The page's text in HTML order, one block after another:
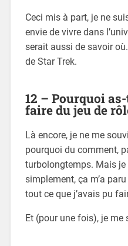
Ceci mis à part, je ne
envie de vivre dans
serait aussi de savoir
de Star Trek.
12 – Pourquoi
faire du jeu de
Là encore, je ne me
pourquoi du comment,
turbolongtemps. Mais je
simplement, ça m’a
tout ce que j’avais pu
Et (pour une fois), je me